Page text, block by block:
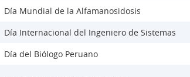
Día Mundial de la Alfamanosidosis
Día Internacional del Ingeniero de Sistemas
Día del Biólogo Peruano